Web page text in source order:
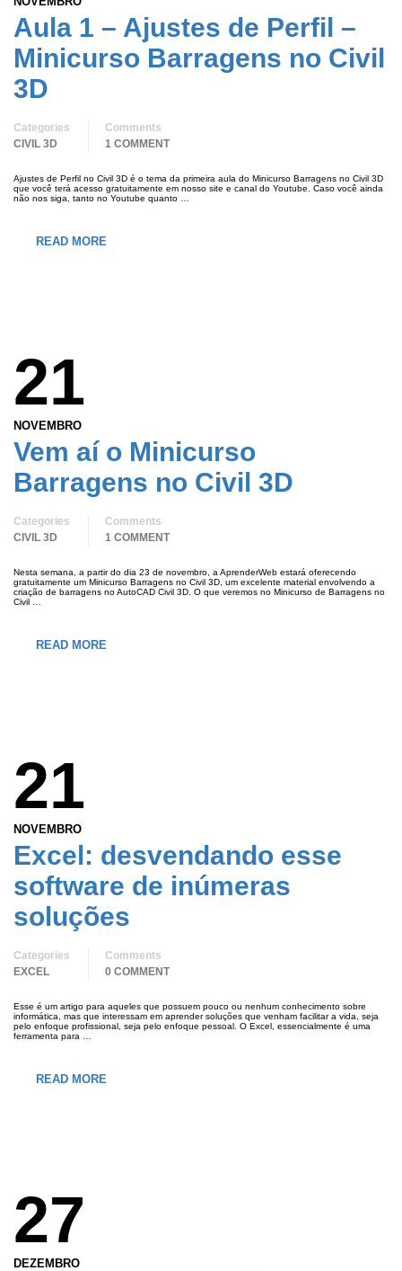
Aula 1 – Ajustes de Perfil –
Minicurso Barragens no Civil
3D
Categories
CIVIL 3D
Comments
1 COMMENT
Ajustes de Perfil no Civil 3D é o tema da primeira aula do Minicurso Barragens no Civil 3D
que você terá acesso gratuitamente em nosso site e canal do Youtube. Caso você ainda
não nos siga, tanto no Youtube quanto …
READ MORE
21
NOVEMBRO
Vem aí o Minicurso
Barragens no Civil 3D
Categories
CIVIL 3D
Comments
1 COMMENT
Nesta semana, a partir do dia 23 de novembro, a AprenderWeb estará oferecendo
gratuitamente um Minicurso Barragens no Civil 3D, um excelente material envolvendo a
criação de barragens no AutoCAD Civil 3D. O que veremos no Minicurso de Barragens no
Civil …
READ MORE
21
NOVEMBRO
Excel: desvendando esse
software de inúmeras
soluções
Categories
EXCEL
Comments
0 COMMENT
Esse é um artigo para aqueles que possuem pouco ou nenhum conhecimento sobre
informática, mas que interessam em aprender soluções que venham facilitar a vida, seja
pelo enfoque profissional, seja pelo enfoque pessoal. O Excel, essencialmente é uma
ferramenta para …
READ MORE
27
DEZEMBRO